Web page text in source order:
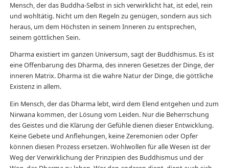
Mensch, der das Buddha-Selbst in sich verwirklicht hat, ist edel, rein
und wohltätig. Nicht um den Regeln zu genügen, sondern aus sich
heraus, um dem Höchsten in seinem Inneren zu entsprechen,
seinem göttlichen Sein.
Dharma existiert im ganzen Universum, sagt der Buddhismus. Es ist
eine Offenbarung des Dharma, des inneren Gesetzes der Dinge, der
inneren Matrix. Dharma ist die wahre Natur der Dinge, die göttliche
Existenz in allem.
Ein Mensch, der das Dharma lebt, wird dem Elend entgehen und zum
Nirwana kommen, der Lösung vom Leiden. Nur die Beherrschung
des Geistes und die Klärung der Gefühle dienen dieser Entwicklung.
Keine Gebete und Anflehungen, keine Zeremonien oder Opfer
können diesen Prozess ersetzen. Wohlwollen für alle Wesen ist der
Weg der Verwirklichung der Prinzipien des Buddhismus und der